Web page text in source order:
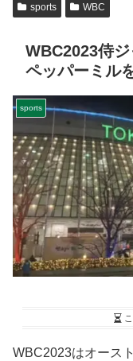
sports WBC
WBC2023侍
ペッパーミル
sports
WBC2023はオース